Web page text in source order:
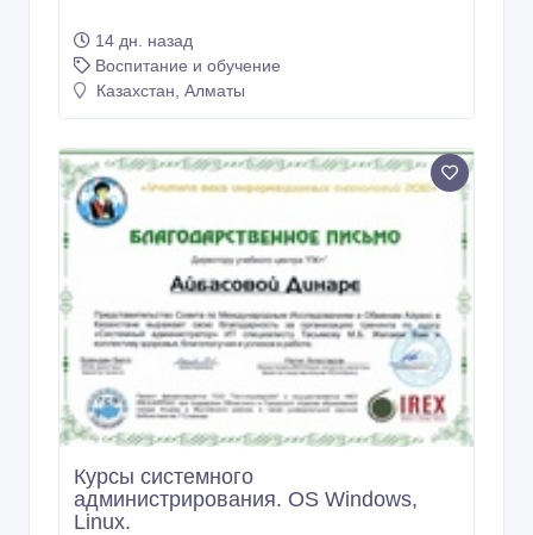
14 дн. назад
Воспитание и обучение
Казахстан, Алматы
Курсы системного
администрирования. OS Windows,
Linux.